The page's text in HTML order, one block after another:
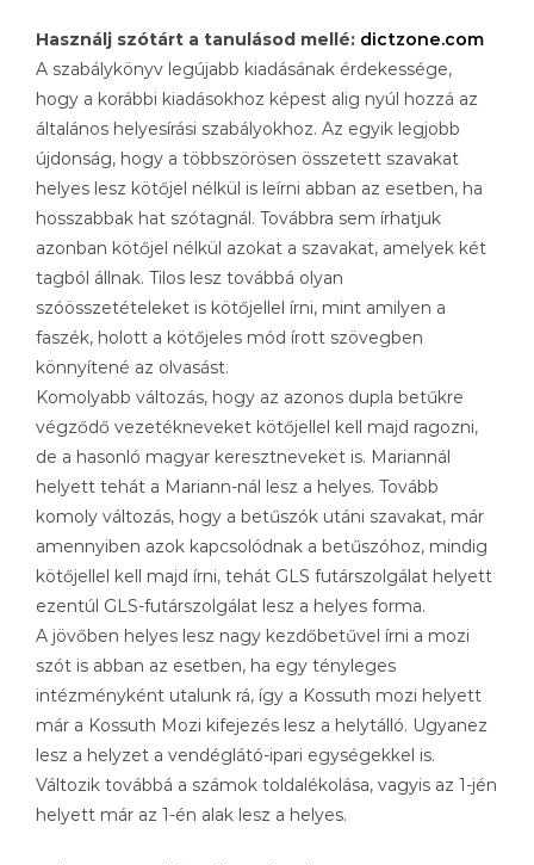
Használj szótárt a tanulásod mellé: dictzone.com
A szabálykönyv legújabb kiadásának érdekessége,
hogy a korábbi kiadásokhoz képest alig nyúl hozzá az
általános helyesírási szabályokhoz. Az egyik legjobb
újdonság, hogy a többszörösen összetett szavakat
helyes lesz kötőjel nélkül is leírni abban az esetben, ha
hosszabbak hat szótagnál. Továbbra sem írhatjuk
azonban kötőjel nélkül azokat a szavakat, amelyek két
tagból állnak. Tilos lesz továbbá olyan
szóösszetételeket is kötőjellel írni, mint amilyen a
faszék, holott a kötőjeles mód írott szövegben
könnyítené az olvasást.
Komolyabb változás, hogy az azonos dupla betűkre
végződő vezetékneveket kötőjellel kell majd ragozni,
de a hasonló magyar keresztneveket is. Mariannál
helyett tehát a Mariann-nál lesz a helyes. Tovább
komoly változás, hogy a betűszók utáni szavakat, már
amennyiben azok kapcsolódnak a betűszóhoz, mindig
kötőjellel kell majd írni, tehát GLS futárszolgálat helyett
ezentúl GLS-futárszolgálat lesz a helyes forma.
A jövőben helyes lesz nagy kezdőbetűvel írni a mozi
szót is abban az esetben, ha egy tényleges
intézményként utalunk rá, így a Kossuth mozi helyett
már a Kossuth Mozi kifejezés lesz a helytálló. Ugyanez
lesz a helyzet a vendéglátó-ipari egységekkel is.
Változik továbbá a számok toldalékolása, vagyis az 1-jén
helyett már az 1-én alak lesz a helyes.